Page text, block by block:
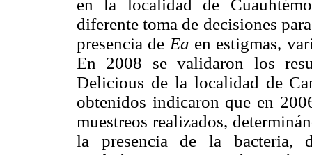
en la localidad de
diferente toma de decisiones
presencia de Ea en estigmas,
En 2008 se validaron los
Delicious de la localidad de
obtenidos indicaron que en
muestreos realizados,
la presencia de la bacteria,